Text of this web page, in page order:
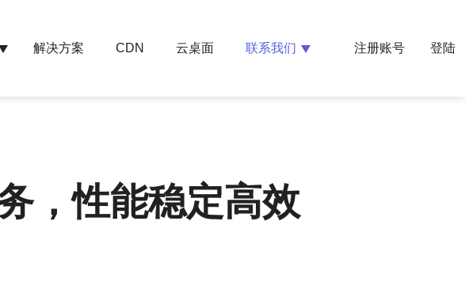
解决方案 CDN 云桌面 联系我们 注册账号 登陆
，性能稳定高效